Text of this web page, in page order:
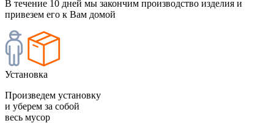
В течение 10 дней мы закончим производство изделия и
привезем его к Вам домой
Установка
Произведем установку
и уберем за собой
весь мусор